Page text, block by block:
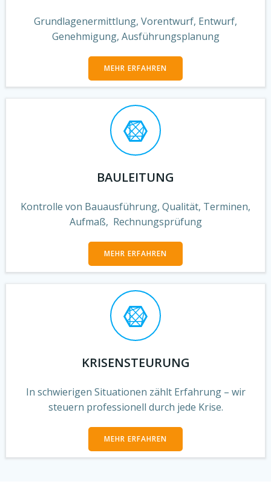
Grundlagenermittlung, Vorentwurf, Entwurf,
Genehmigung, Ausführungsplanung
MEHR ERFAHREN
BAULEITUNG
Kontrolle von Bauausführung, Qualität, Terminen,
Aufmaß, Rechnungsprüfung
MEHR ERFAHREN
KRISENSTEURUNG
In schwierigen Situationen zählt Erfahrung – wir
steuern professionell durch jede Krise.
MEHR ERFAHREN